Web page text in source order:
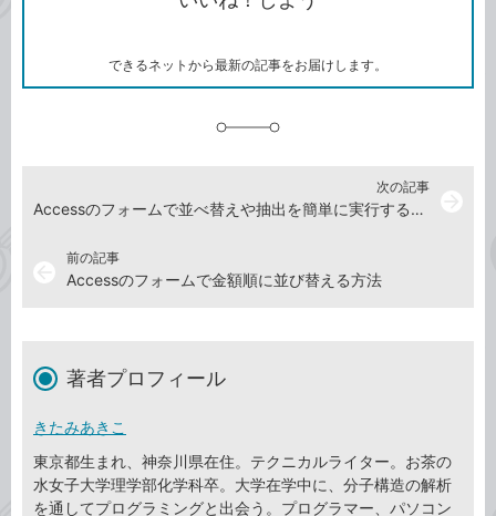
ク
できるネットから最新の記事をお届けします。
前の記事
Accessのフォームで金額順に並び替える方法
次の記事
Accessのフォームで並べ替えや抽出を簡単に実行する方法
著者プロフィール
きたみあきこ
東京都生まれ、神奈川県在住。テクニカルライター。お茶の
水女子大学理学部化学科卒。大学在学中に、分子構造の解析
を通してプログラミングと出会う。プログラマー、パソコン